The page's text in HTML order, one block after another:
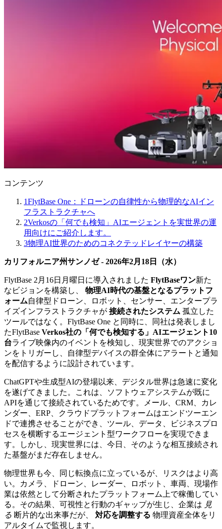
コンテンツ
1FlytBase One：ドローンの自律性から物理的なAIイン
フラストラクチャへ
2Verkosの「何でも検知」AIエ​​ージェントを実世界の運
用向けにご紹介します。
3物理AI世界のためのコネクテッドレイヤーの構築
カリフォルニア州サンノゼ - 2026年2月18日（水）
FlytBase 2月16日月曜日に導入されました FlytBaseワン新た
なビジョンを構築し、 物理AI時代の基盤となるプラットフ
ォーム自律型ドローン、ロボット、センサー、エンタープラ
イズインフラストラクチャが 接続されたシステム 孤立した
ツールではなく。FlytBase One と同時に、同社は発表しまし
たFlytBase Verkos社の「何でも検知する」AIエージェント10
台ライブ映像内のイベントを検知し、現実世界でのアクショ
ンをトリガーし、自律型デバイスの群全体にアラートと通知
を配信するように設計されています。
ChatGPTや生成型AIの登場以来、デジタル世界は急速に変化
を遂げてきました。これは、ソフトウェアシステムが既に
APIを通じて接続されているためです。メール、CRM、カレ
ンダー、ERP、クラウドプラットフォームはエンドツーエン
ドで連携させることができ、ツール、データ、ビジネスプロ
セスを横断するエージェント型ワークフローを実現できま
す。しかし、現実世界には、今日、そのような相互接続され
た基盤がまだ存在しません。
物理世界も今、同じ転換点に立っているが、リスクはより高
い。カメラ、ドローン、レーダー、ロボット、車両、現場作
業は依然として分断されたプラットフォーム上で稼働してい
る。その結果、可視性と行動のギャップが生じ、企業は 見
る 断片的な出来事だが、 対応を調整する 物理資産全体をリ
アルタイムで監視します。